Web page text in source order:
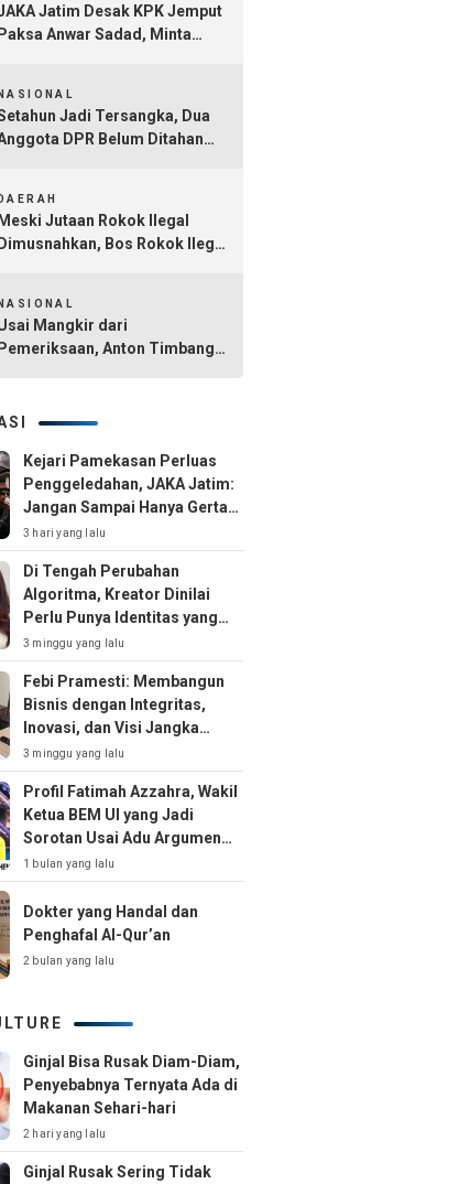
Jatim Desak KPK Jemput
Paksa Anwar Sadad, Minta
NASIONAL
Jadi Tersangka, Dua
DPR Belum Ditahan
DAERAH
Meski Jutaan Rokok Ilegal
Dimusnahkan, Bos Rokok Ilegal
NASIONAL
Mangkir dari
Pemeriksaan, Anton Timbang
Kejari Pamekasan Perluas
Penggeledahan, JAKA Jatim:
Jangan Sampai Hanya Gertak
Sambal!
3 hari yang lalu
Di Tengah Perubahan
Algoritma, Kreator Dinilai
Perlu Punya Identitas yang
Kuat
3 minggu yang lalu
Febi Pramesti: Membangun
Bisnis dengan Integritas,
Inovasi, dan Visi Jangka
Panjang
3 minggu yang lalu
Profil Fatimah Azzahra, Wakil
Ketua BEM UI yang Jadi
Sorotan Usai Adu Argumen
soal MBG
1 bulan yang lalu
Dokter yang Handal dan
Penghafal Al-Qur’an
2 bulan yang lalu
Ginjal Bisa Rusak Diam-Diam,
Penyebabnya Ternyata Ada di
Makanan Sehari-hari
2 hari yang lalu
Ginjal Rusak Sering Tidak